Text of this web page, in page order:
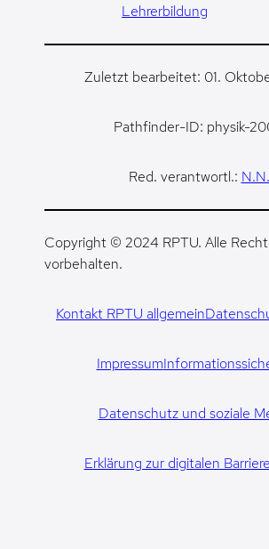
Lehrerbildung
Zuletzt bearbeitet: 01.
Pathfinder-ID: physik-
Red. verantwortl.: N.N.
Copyright © 2024 RPTU. Alle
vorbehalten.
Kontakt RPTU allgemein
Impressum
Datenschutz und soziale
Erklärung zur digitalen